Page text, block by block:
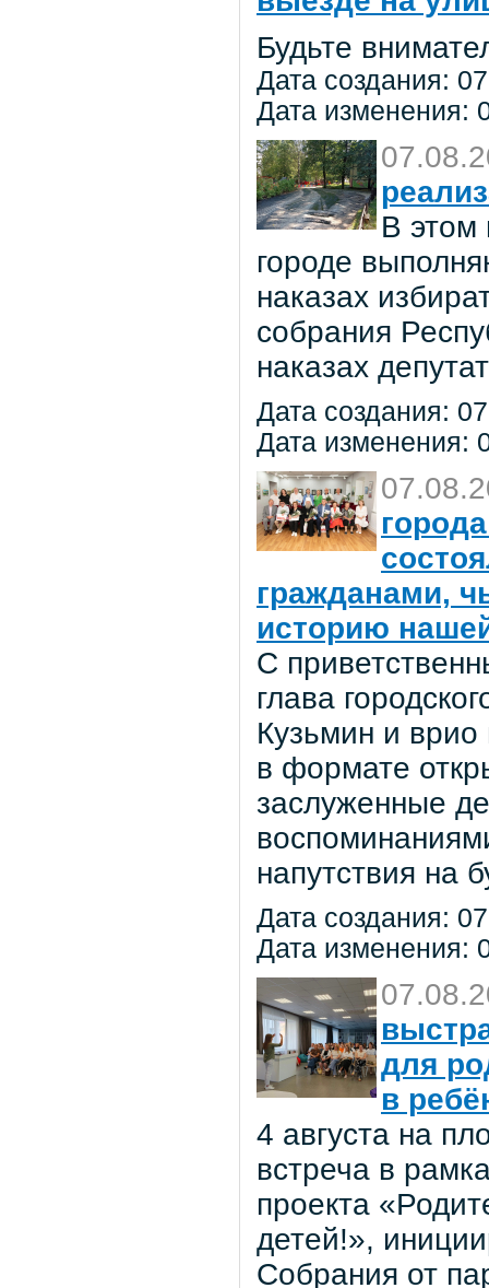
Будьте
Дата создания:
Дата изменения:
В этом
городе
наказах
собрания
наказах
Дата создания:
Дата изменения:
гражданами,
историю
С
глава
Кузьмин и
в формате
заслуженные
напутствия на
Дата создания:
Дата изменения:
для
в
4 августа на
встреча в
проекта
детей!»,
Собрания от